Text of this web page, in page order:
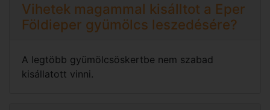
Vihetek magammal kisálltot a Eper
Földieper gyümölcs leszedésére?
A legtöbb gyümölcsöskertbe nem szabad
kisállatott vinni.